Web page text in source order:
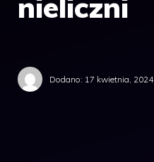
nieliczni
Dodano: 17 kwietnia, 2024